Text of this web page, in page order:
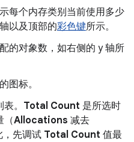
每个内存类别当前使用多少
以及顶部的彩色键所示。
的对象数，如右侧的 y 轴所
图标。
。 Total Count 是所选时
（Allocations 减去
，先调试 Total Count 值最